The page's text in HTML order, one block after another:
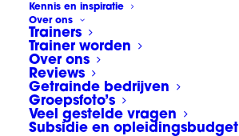
Kennis en inspiratie
Over ons
Trainers
Trainer worden
Over ons
Reviews
Getrainde bedrijven
Groepsfoto’s
Veel gestelde vragen
Subsidie en opleidingsbudget